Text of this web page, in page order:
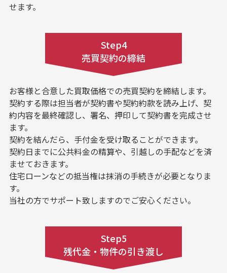
せます。
Step4
売買契約の締結
お客様と合意した買取価格での売買契約を締結します。
契約する際は担当者が契約書や契約約款を読み上げ、契
約内容を最終確認し、署名、押印して契約書を完成させ
ます。
契約を結んだら、手付金を受け取ることができます。
契約日までに公共料金の精算や、引越しの手配などを済
ませておきます。
住宅ローンなどの抵当権は抹消の手続きが必要となりま
す。
当社の方でサポート致しますのでご安心ください。
Step5
残代金・物件の引き渡し